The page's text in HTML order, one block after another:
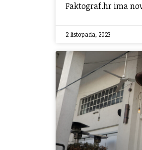
Faktograf.hr ima
2 listopada, 2023